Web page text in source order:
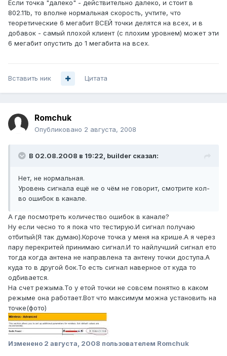
Если точка "далеко" - действительно далеко, и стоит в
802.11b, то вполне нормальная скорость, учтите, что
теоретические 6 мегабит ВСЕЙ точки делятся на всех, и в
добавок - самый плохой клиент (с плохим уровнем) может эти
6 мегабит опустить до 1 мегабита на всех.
Вставить ник Цитата
Romchuk
Опубликовано 2 августа, 2008
В 02.08.2008 в 19:22, builder сказал:
Нет, не нормальная.
Уровень сигнала ещё не о чём не говорит, смотрите кол-
во ошибок в канале.
А где посмотреть количество ошибок в канале?
Ну если чесно то я пока что тестирую.И сигнал получаю
отбитый(Я так думаю).Короче точка у меня на крише.А я через
пару перекритей принимаю сигнал.И то найлучший сигнал ето
тогда когда антена не направлена та антену точки доступа.А
куда то в другой бок.То есть сигнал наверное от куда то
одбивается.
На счет режыма.То у етой точки не совсем понятно в каком
режыме она работает.Вот что максимум можна установить на
точке(фото)
Изменено 2 августа, 2008 пользователем Romchuk